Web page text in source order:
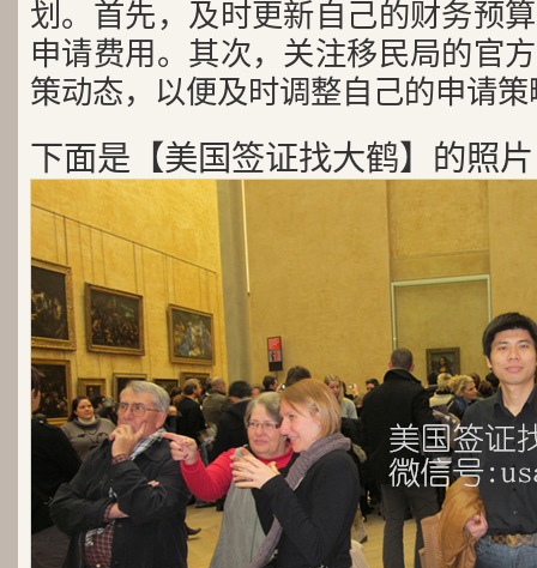
划。首先，及时更新自己的财务预
申请费用。其次，关注移民局的官
策动态，以便及时调整自己的申请策
下面是【美国签证找大鹤】的照片